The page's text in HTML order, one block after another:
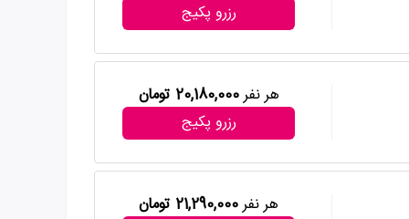
رزرو پکیج
هر نفر20,180,000 تومان
رزرو پکیج
هر نفر21,290,000 تومان